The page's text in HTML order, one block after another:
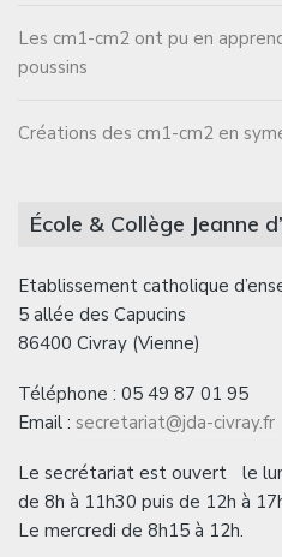
Les cm1-cm2 ont pu en
poussins
Créations des cm1-cm2 en
École & Collège Jeanne
Etablissement catholique
5 allée des Capucins
86400 Civray (Vienne)
Téléphone : 05 49 87 01 95
Email : secretariat@jda-civray.fr
Le secrétariat est ouvert le
de 8h à 11h30 puis de 12h à
Le mercredi de 8h15 à 12h.